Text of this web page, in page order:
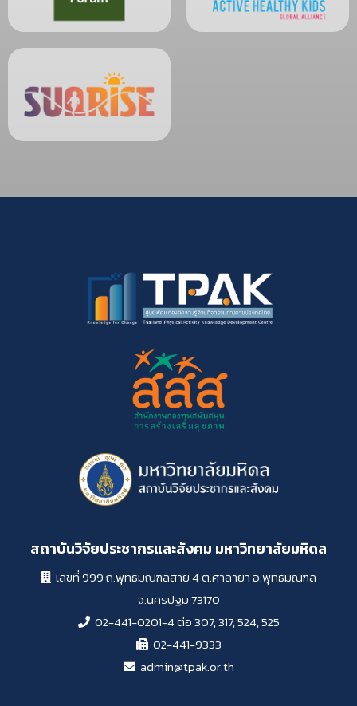
สถาบันวิจัยประชากรและสังคม มหาวิทยาลัยมหิดล
เลขที่ 999 ถ.พุทธมณฑลสาย 4 ต.ศาลายา อ.พุทธมณฑล
จ.นครปฐม 73170
02-441-0201-4 ต่อ 307, 317, 524, 525
02-441-9333
admin@tpak.or.th